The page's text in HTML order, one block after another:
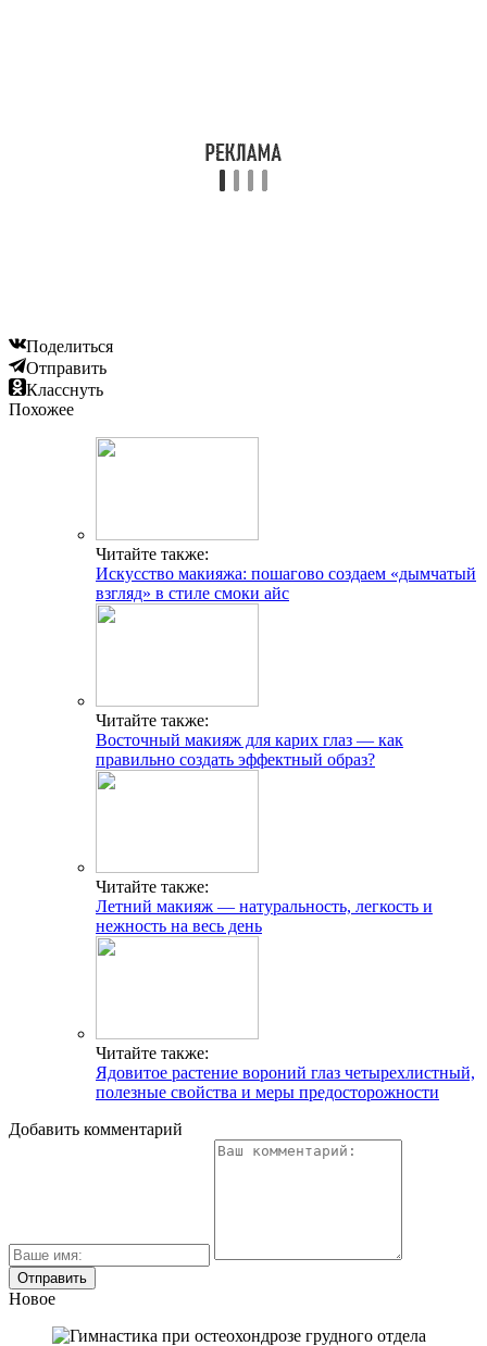
Поделиться
Отправить
Класснуть
Похожее
Читайте также:
Искусство макияжа: пошагово создаем «дымчатый
взгляд» в стиле смоки айс
Читайте также:
Восточный макияж для карих глаз — как
правильно создать эффектный образ?
Читайте также:
Летний макияж — натуральность, легкость и
нежность на весь день
Читайте также:
Ядовитое растение вороний глаз четырехлистный,
полезные свойства и меры предосторожности
Добавить комментарий
Новое